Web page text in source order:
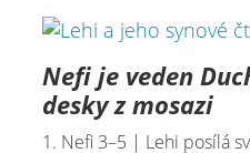
Nefi je veden
desky z mosazi
1. Nefi 3–5 | Lehi posílá